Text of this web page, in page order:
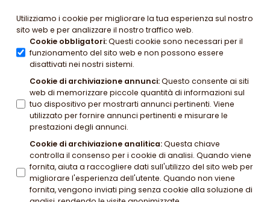
Utilizziamo i cookie per migliorare la tua esperienza sul nostro
sito web e per analizzare il nostro traffico web.
Cookie obbligatori:Questi cookie sono necessari per il
funzionamento del sito web e non possono essere
disattivati nei nostri sistemi.
Cookie di archiviazione annunci:Questo consente ai siti
web di memorizzare piccole quantità di informazioni sul
tuo dispositivo per mostrarti annunci pertinenti. Viene
utilizzato per fornire annunci pertinenti e misurare le
prestazioni degli annunci.
Cookie di archiviazione analitica:Questa chiave
controlla il consenso per i cookie di analisi. Quando viene
fornita, aiuta a raccogliere dati sull'utilizzo del sito web per
migliorare l'esperienza dell'utente. Quando non viene
fornita, vengono inviati ping senza cookie alla soluzione di